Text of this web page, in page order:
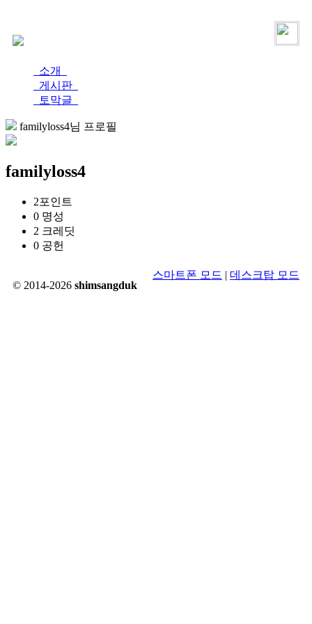
소개
게시판
토막글
familyloss4님 프로필
familyloss4
2포인트
0 명성
2 크레딧
0 공헌
© 2014-2026 shimsangduk
스마트폰 모드 | 데스크탑 모드